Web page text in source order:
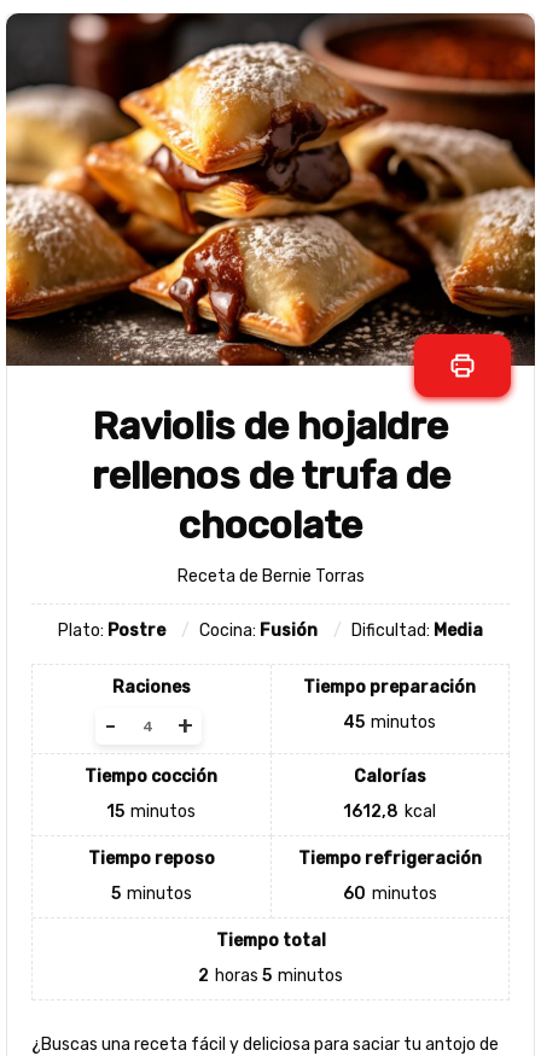
Raviolis de hojaldre
rellenos de trufa de
chocolate
Receta de Bernie Torras
Plato: Postre Cocina: Fusión Dificultad: Media
Raciones
+
-
Tiempo preparación
45 minutos
Tiempo cocción
15 minutos
Calorías
1612,8 kcal
Tiempo reposo
5 minutos
Tiempo refrigeración
60 minutos
Tiempo total
2 horas 5 minutos
¿Buscas una receta fácil y deliciosa para saciar tu antojo de